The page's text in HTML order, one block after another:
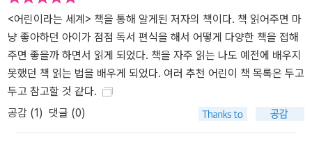
<어린이라는 세계> 책을 통해 알게된 저자의 책이다. 책 읽어주면 마
냥 좋아하던 아이가 점점 독서 편식을 해서 어떻게 다양한 책을 접해
주면 좋을까 하면서 읽게 되었다. 책을 자주 읽는 나도 예전에 배우지
못했던 책 읽는 법을 배우게 되었다. 여러 추천 어린이 책 목록은 두고
두고 참고할 것 같다.
공감 (1) 댓글 (0)